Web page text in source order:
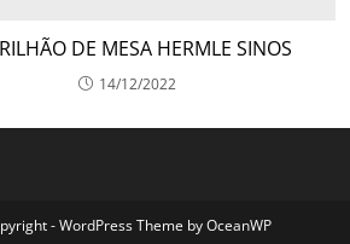
DE MESA HERMLE SINOS
14/12/2022
- WordPress Theme by OceanWP